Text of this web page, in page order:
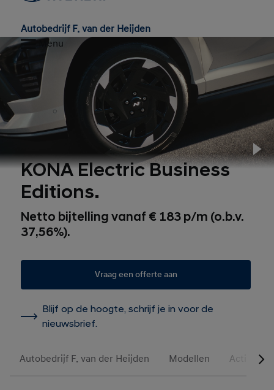
Autobedrijf F. van der Heijden
Menu
KONA Electric Business
Editions.
Netto bijtelling vanaf € 183 p/m (o.b.v.
37,56%).
Vraag een offerte aan
Blijf op de hoogte, schrijf je in voor de
nieuwsbrief.
Autobedrijf F. van der Heijden Modellen Acties